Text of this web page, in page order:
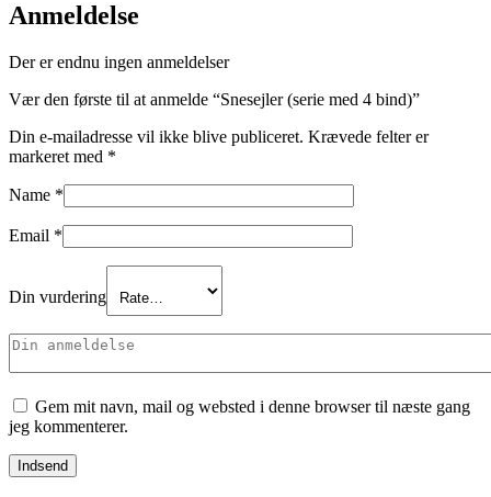
Anmeldelse
Der er endnu ingen anmeldelser
Vær den første til at anmelde “Snesejler (serie med 4 bind)”
Din e-mailadresse vil ikke blive publiceret. Krævede felter er
markeret med *
Name *
Email *
Din vurdering
Gem mit navn, mail og websted i denne browser til næste gang
jeg kommenterer.